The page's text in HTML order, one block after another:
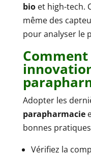
bioet high-tech.
même des
pour analyser le
Adopter les
parapharmacie
bonnes
Vérifiez la